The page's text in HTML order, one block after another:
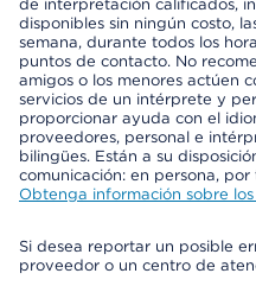
de interpretación calificados,
disponibles sin ningún costo,
semana, durante todos los
puntos de contacto. No
amigos o los menores actúen
servicios de un intérprete y
proporcionar ayuda con el
proveedores, personal e
bilingües. Están a su
comunicación: en persona,
Obtenga información sobre
Si desea reportar un posible
proveedor o un centro de